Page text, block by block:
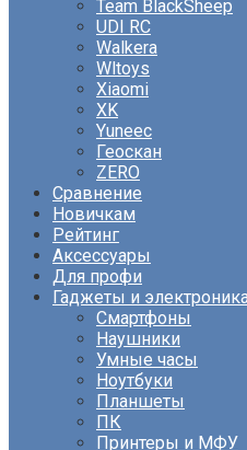
Team BlackSheep
UDI RC
Walkera
Wltoys
Xiaomi
XK
Yuneec
Геоскан
ZERO
Сравнение
Новичкам
Рейтинг
Аксессуары
Для профи
Гаджеты и
Смартфоны
Наушники
Умные часы
Ноутбуки
Планшеты
ПК
Принтеры и МФУ